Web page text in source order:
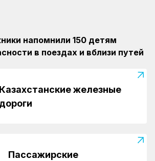
напомнили 150 детям
в поездах и вблизи путей
Казахстанские железные
дороги
Пассажирские